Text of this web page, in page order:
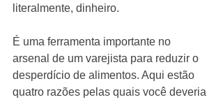
literalmente, dinheiro.
É uma ferramenta importante no
arsenal de um varejista para reduzir o
desperdício de alimentos. Aqui estão
quatro razões pelas quais você deveria